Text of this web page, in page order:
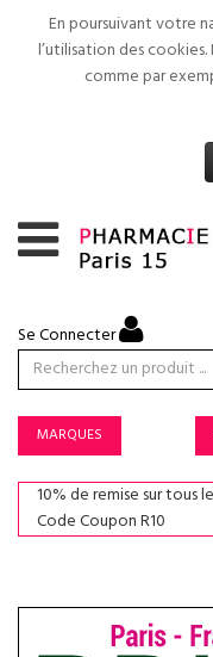
En poursuivant votre
l’utilisation des
comme par
Se Connecter
MARQUES
10% de remise sur tous
Code Coupon R10